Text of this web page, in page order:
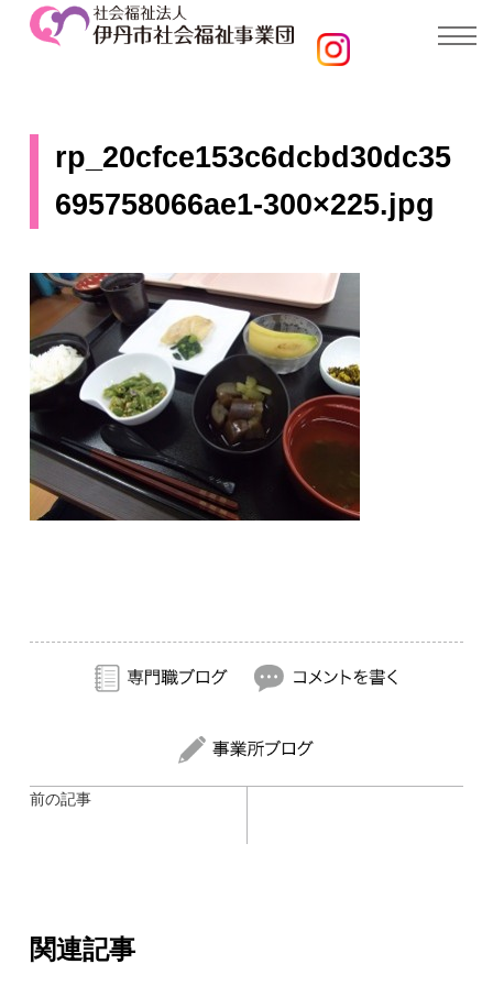
rp_20cfce153c6dcbd30dc35
695758066ae1-300×225.jpg
前の記事
関連記事